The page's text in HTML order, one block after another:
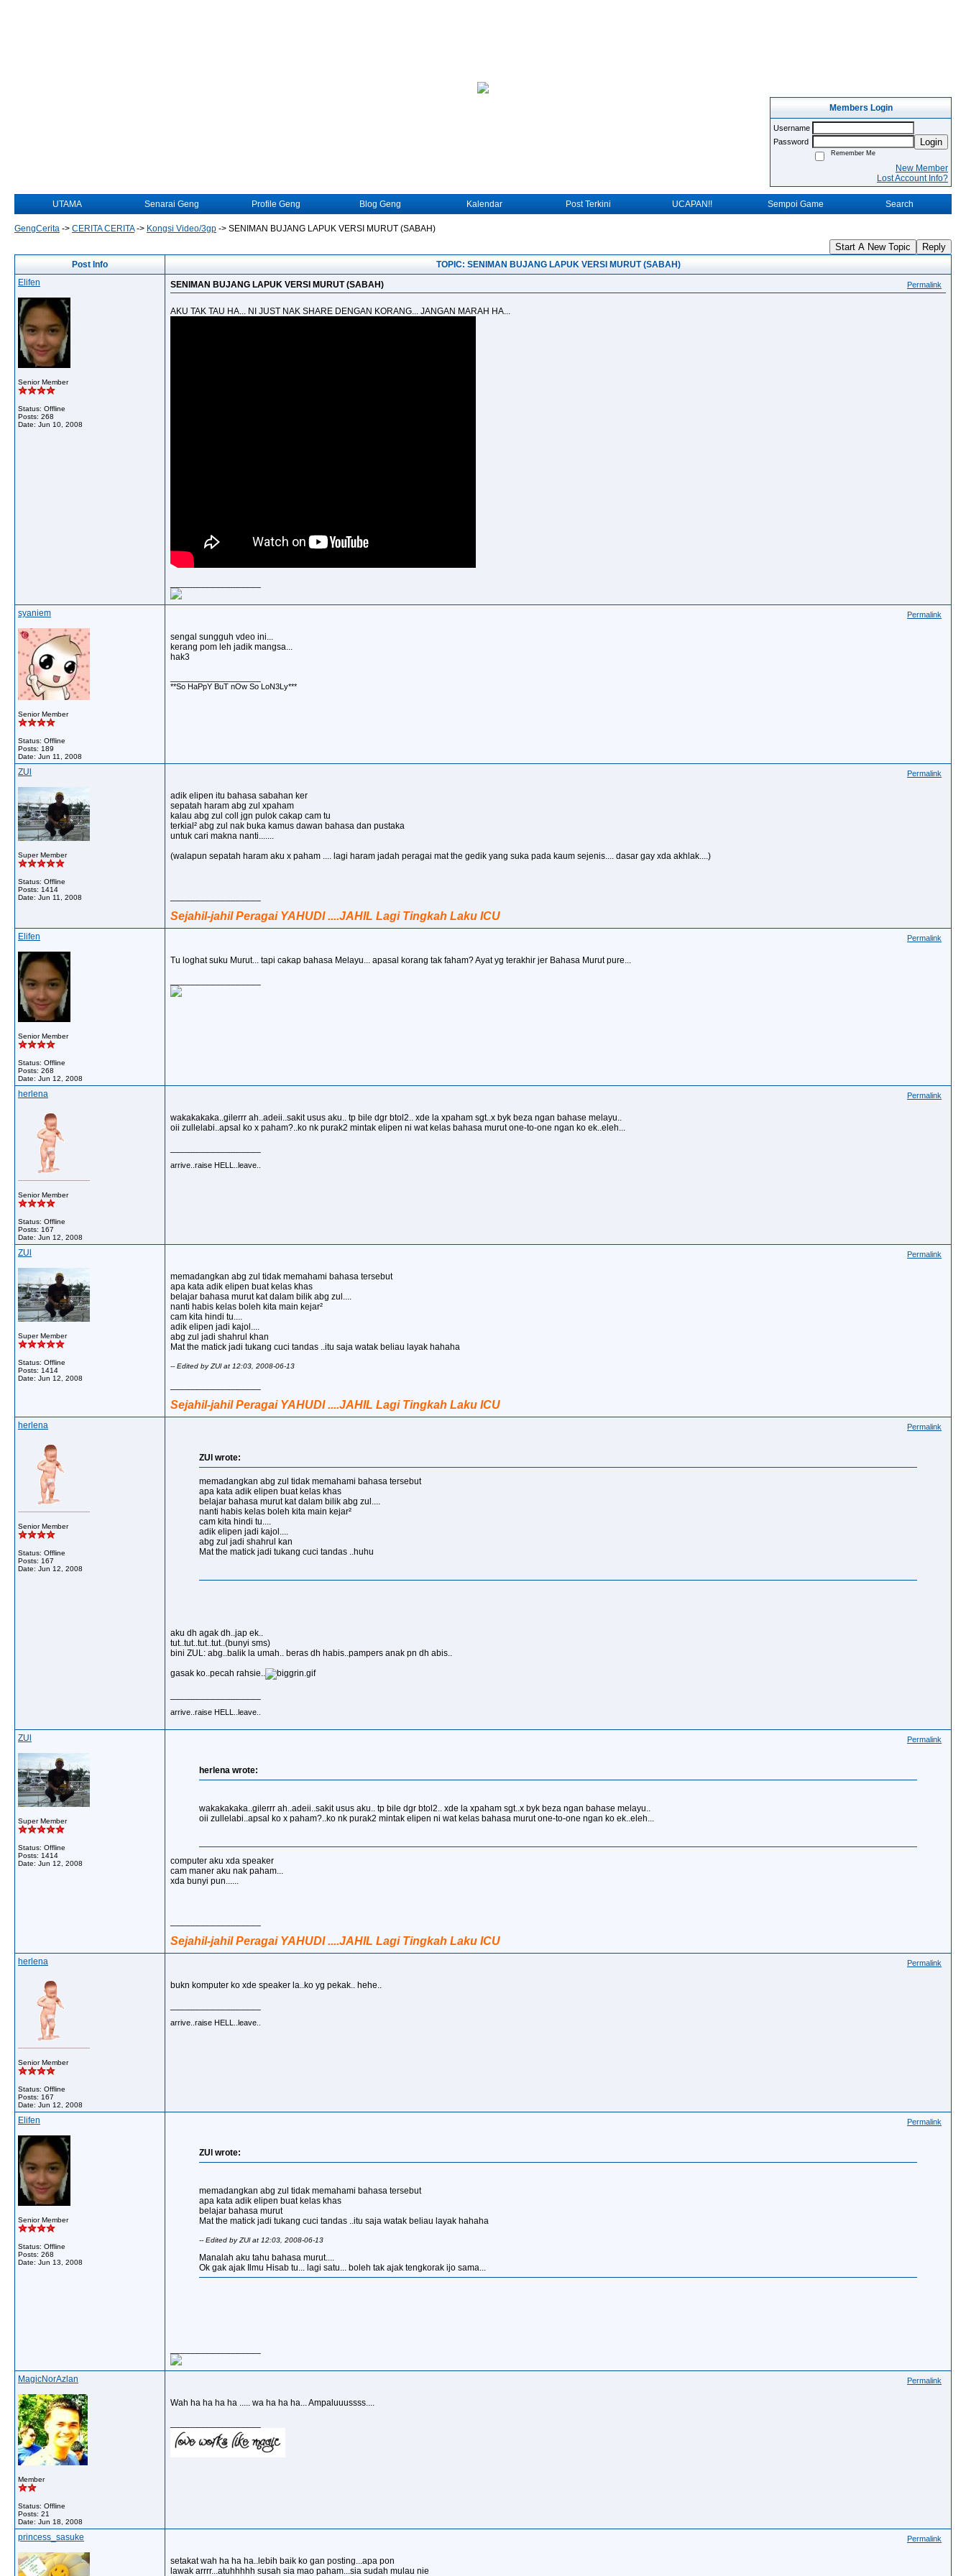
Members Login
Username
Password
Login
Remember Me
New Member
Lost Account Info?
UTAMA Senarai Geng Profile Geng Blog Geng Kalendar Post Terkini UCAPAN!! Sempoi Game Search
GengCerita -> CERITA CERITA-> Kongsi Video/3gp -> SENIMAN BUJANG LAPUK VERSI MURUT (SABAH)
Start A New Topic Reply
Post Info
TOPIC: SENIMAN BUJANG LAPUK VERSI MURUT (SABAH)
Elifen
Senior Member
Status: Offline
Posts: 268
Date: Jun 10, 2008
SENIMAN BUJANG LAPUK VERSI MURUT (SABAH) Permalink
AKU TAK TAU HA... NI JUST NAK SHARE DENGAN KORANG... JANGAN MARAH HA...
syaniem
Senior Member
Status: Offline
Posts: 189
Date: Jun 11, 2008
Permalink
sengal sungguh vdeo ini...
kerang pom leh jadik mangsa...
hak3
**So HaPpY BuT nOw So LoN3Ly***
ZUl
Super Member
Status: Offline
Posts: 1414
Date: Jun 11, 2008
Permalink
adik elipen itu bahasa sabahan ker
sepatah haram abg zul xpaham
kalau abg zul coll jgn pulok cakap cam tu
terkial² abg zul nak buka kamus dawan bahasa dan pustaka
untuk cari makna nanti.......
(walapun sepatah haram aku x paham .... lagi haram jadah peragai mat the gedik yang suka pada kaum sejenis.... dasar gay xda akhlak....)
Sejahil-jahil Peragai YAHUDI ....JAHIL Lagi Tingkah Laku ICU
Elifen
Senior Member
Status: Offline
Posts: 268
Date: Jun 12, 2008
Permalink
Tu loghat suku Murut... tapi cakap bahasa Melayu... apasal korang tak faham? Ayat yg terakhir jer Bahasa Murut pure...
herlena
Senior Member
Status: Offline
Posts: 167
Date: Jun 12, 2008
Permalink
wakakakaka..gilerrr ah..adeii..sakit usus aku.. tp bile dgr btol2.. xde la xpaham sgt..x byk beza ngan bahase melayu..
oii zullelabi..apsal ko x paham?..ko nk purak2 mintak elipen ni wat kelas bahasa murut one-to-one ngan ko ek..eleh...
arrive..raise HELL..leave..
ZUl
Super Member
Status: Offline
Posts: 1414
Date: Jun 12, 2008
Permalink
memadangkan abg zul tidak memahami bahasa tersebut
apa kata adik elipen buat kelas khas
belajar bahasa murut kat dalam bilik abg zul....
nanti habis kelas boleh kita main kejar²
cam kita hindi tu....
adik elipen jadi kajol....
abg zul jadi shahrul khan
Mat the matick jadi tukang cuci tandas ..itu saja watak beliau layak hahaha
-- Edited by ZUl at 12:03, 2008-06-13
Sejahil-jahil Peragai YAHUDI ....JAHIL Lagi Tingkah Laku ICU
herlena
Senior Member
Status: Offline
Posts: 167
Date: Jun 12, 2008
Permalink
ZUl wrote:
memadangkan abg zul tidak memahami bahasa tersebut
apa kata adik elipen buat kelas khas
belajar bahasa murut kat dalam bilik abg zul....
nanti habis kelas boleh kita main kejar²
cam kita hindi tu....
adik elipen jadi kajol....
abg zul jadi shahrul kan
Mat the matick jadi tukang cuci tandas ..huhu
aku dh agak dh..jap ek..
tut..tut..tut..tut..(bunyi sms)
bini ZUL: abg..balik la umah.. beras dh habis..pampers anak pn dh abis..
gasak ko..pecah rahsie..
arrive..raise HELL..leave..
ZUl
Super Member
Status: Offline
Posts: 1414
Date: Jun 12, 2008
Permalink
herlena wrote:
wakakakaka..gilerrr ah..adeii..sakit usus aku.. tp bile dgr btol2.. xde la xpaham sgt..x byk beza ngan bahase melayu..
oii zullelabi..apsal ko x paham?..ko nk purak2 mintak elipen ni wat kelas bahasa murut one-to-one ngan ko ek..eleh...
computer aku xda speaker
cam maner aku nak paham...
xda bunyi pun......
Sejahil-jahil Peragai YAHUDI ....JAHIL Lagi Tingkah Laku ICU
herlena
Senior Member
Status: Offline
Posts: 167
Date: Jun 12, 2008
Permalink
bukn komputer ko xde speaker la..ko yg pekak.. hehe..
arrive..raise HELL..leave..
Elifen
Senior Member
Status: Offline
Posts: 268
Date: Jun 13, 2008
Permalink
ZUl wrote:
memadangkan abg zul tidak memahami bahasa tersebut
apa kata adik elipen buat kelas khas
belajar bahasa murut
Mat the matick jadi tukang cuci tandas ..itu saja watak beliau layak hahaha
-- Edited by ZUl at 12:03, 2008-06-13
Manalah aku tahu bahasa murut....
Ok gak ajak Ilmu Hisab tu... lagi satu... boleh tak ajak tengkorak ijo sama...
MagicNorAzlan
Member
Status: Offline
Posts: 21
Date: Jun 18, 2008
Permalink
Wah ha ha ha ha ..... wa ha ha ha... Ampaluuussss....
princess_sasuke Permalink
setakat wah ha ha ha..lebih baik ko gan posting...apa pon
lawak arrrr...atuhhhhh susah sia mao paham...sia sudah mulau nie